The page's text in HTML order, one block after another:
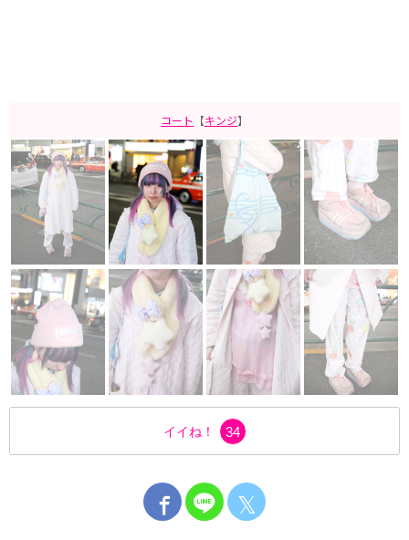
コート 【キンジ】
イイね！ 34
𝕏